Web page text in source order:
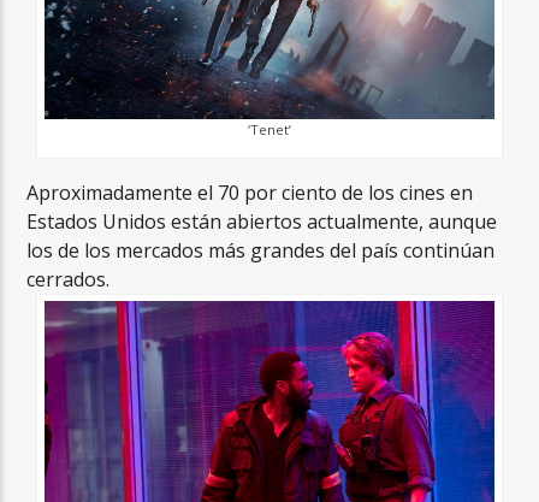
‘Tenet’
Aproximadamente el 70 por ciento de los cines en
Estados Unidos están abiertos actualmente, aunque
los de los mercados más grandes del país continúan
cerrados.